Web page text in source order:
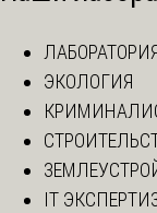
ЭКОЛОГИЯ
IT